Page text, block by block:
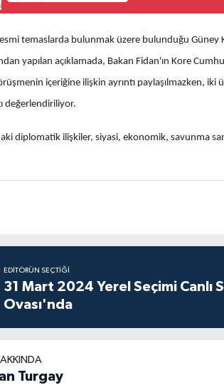
resmi temaslarda bulunmak üzere bulunduğu
yapılan açıklamada, Bakan Fidan'ın Kore
içeriğine ilişkin ayrıntı paylaşılmazken, iki
değerlendiriliyor.
diplomatik ilişkiler, siyasi, ekonomik, savunma
EDITÖRÜN SEÇTIĞI
31 Mart 2024 Yerel Seçimi Canlı
Ovası'nda
Turgay